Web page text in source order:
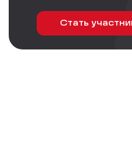
Стать